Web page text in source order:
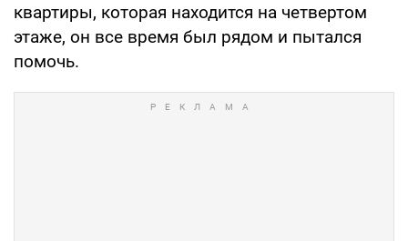
квартиры, которая находится на четвертом
этаже, он все время был рядом и пытался
помочь.